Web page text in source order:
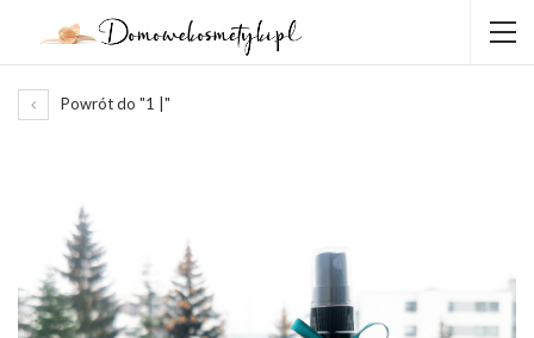
Powrót do "1 |"